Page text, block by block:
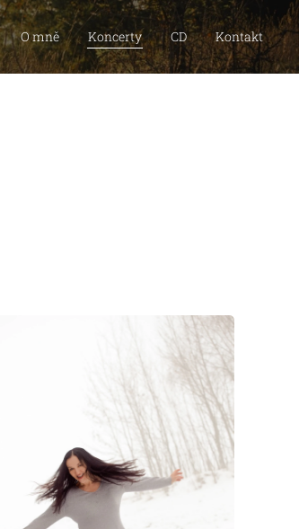
O mně Koncerty CD Kontakt